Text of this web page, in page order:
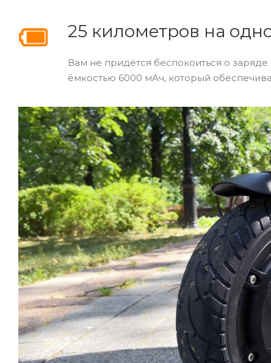
25 километров на
Вам не придётся беспокоиться о
ёмкостью 6000 мАч, который